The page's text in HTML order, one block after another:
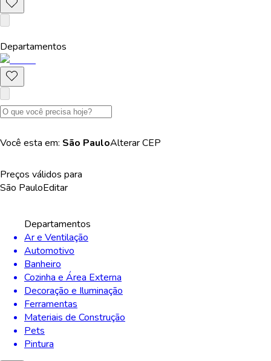
Departamentos
Você esta em: São PauloAlterarCEP
Preços válidos para
São PauloEditar
Departamentos
Ar e Ventilação
Automotivo
Banheiro
Cozinha e Área Externa
Decoração e Iluminação
Ferramentas
Materiais de Construção
Pets
Pintura